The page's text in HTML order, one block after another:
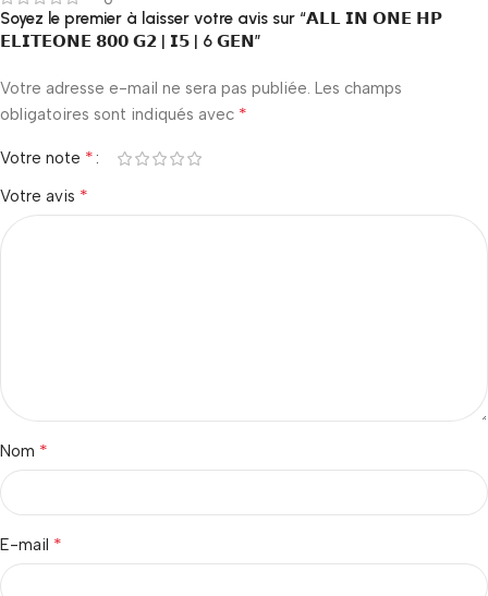
Soyez le premier à laisser votre avis sur “𝗔𝗟𝗟 𝗜𝗡 𝗢𝗡𝗘 𝗛𝗣
𝗘𝗟𝗜𝗧𝗘𝗢𝗡𝗘 𝟴𝟬𝟬 𝗚𝟮 | 𝗜𝟱 | 6 𝗚𝗘𝗡”
Votre adresse e-mail ne sera pas publiée. Les champs
obligatoires sont indiqués avec *
Votre note *
Votre avis *
Nom *
E-mail *